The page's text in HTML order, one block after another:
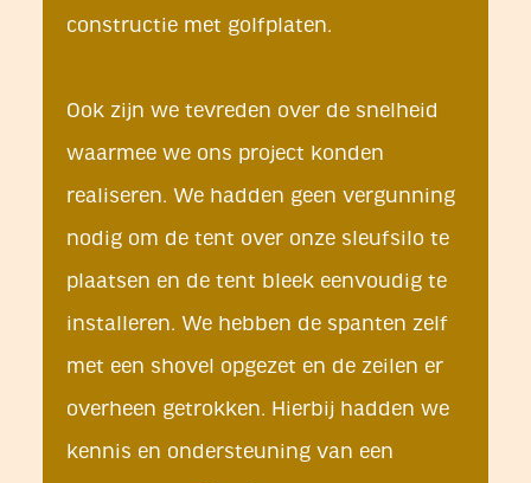
constructie met golfplaten.
Ook zijn we tevreden over de snelheid
waarmee we ons project konden
realiseren. We hadden geen vergunning
nodig om de tent over onze sleufsilo te
plaatsen en de tent bleek eenvoudig te
installeren. We hebben de spanten zelf
met een shovel opgezet en de zeilen er
overheen getrokken. Hierbij hadden we
kennis en ondersteuning van een